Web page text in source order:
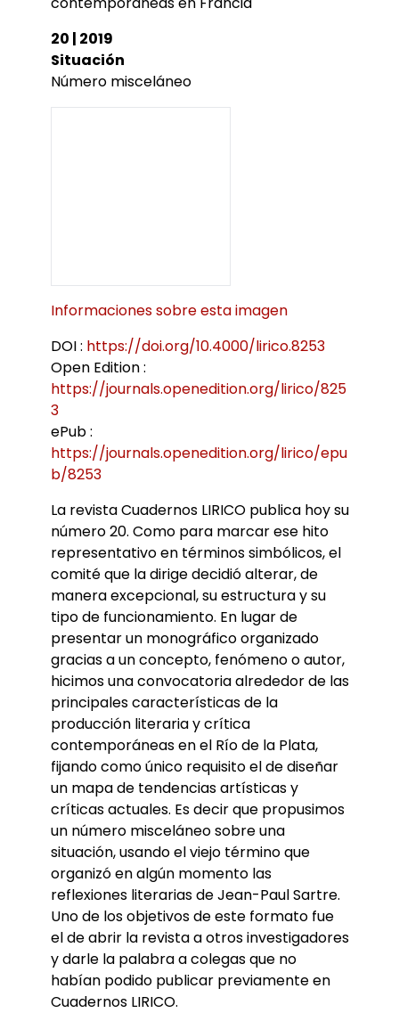
Agenda
Séminaires et conférences
Journées d’études
Colloques
Soutenances de doctorat
Les Revues du LER
Revue Pandora
Cuadernos LIRICO
Publications
20 | 2019
Situación
Número misceláneo
Informaciones sobre esta imagen
DOI : https://doi.org/10.4000/lirico.8253
Open Edition :
https://journals.openedition.org/lirico/825
3
ePub :
https://journals.openedition.org/lirico/epu
b/8253
La revista Cuadernos LIRICO publica hoy su
número 20. Como para marcar ese hito
representativo en términos simbólicos, el
comité que la dirige decidió alterar, de
manera excepcional, su estructura y su
tipo de funcionamiento. En lugar de
presentar un monográfico organizado
gracias a un concepto, fenómeno o autor,
hicimos una convocatoria alrededor de las
principales características de la
producción literaria y crítica
contemporáneas en el Río de la Plata,
fijando como único requisito el de diseñar
un mapa de tendencias artísticas y
críticas actuales. Es decir que propusimos
un número misceláneo sobre una
situación, usando el viejo término que
organizó en algún momento las
reflexiones literarias de Jean-Paul Sartre.
Uno de los objetivos de este formato fue
el de abrir la revista a otros investigadores
y darle la palabra a colegas que no
habían podido publicar previamente en
Cuadernos LIRICO.